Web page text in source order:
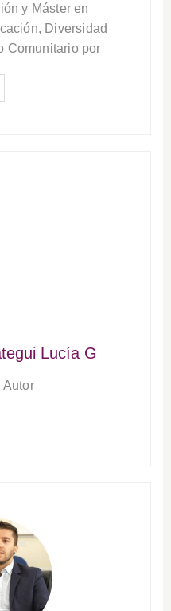
y Máster en
Diversidad
Comunitario por
Lucía G
Autor